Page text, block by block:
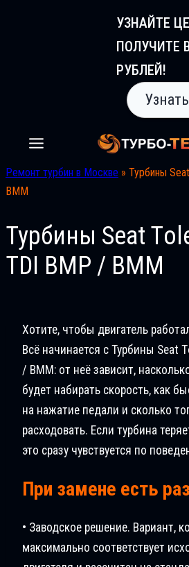
УЗНАЙТЕ
ПОЛУЧИТЕ
РУБЛЕЙ!
Ремонт турбин в Москве » Турбины
BMM
Турбины Seat
TDI BMP / BMM
Хотите, чтобы двигатель
Всё начинается с Турбины Seat
/ BMM: от неё зависит,
будет набирать скорость, как
на нажатие педали и сколько
расходовать. Если турбина
это сразу чувствуется по
При замене есть
• Заводское решение. Вариант,
максимально соответствует